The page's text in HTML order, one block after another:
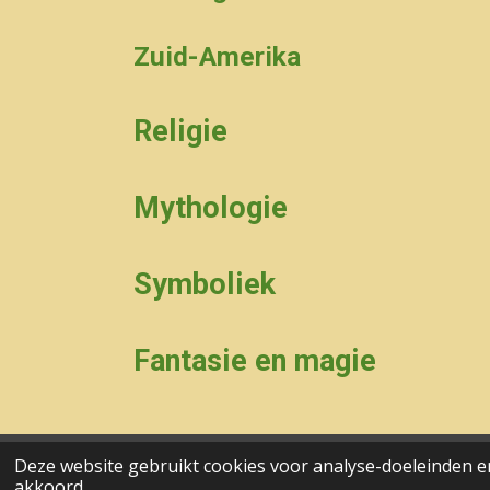
Deze website gebruikt cookies voor analyse-doeleinden
Zuid-Amerika
Religie
Mythologie
Symboliek
Fantasie en magie
aa© 2017 - 2024 wesgeco